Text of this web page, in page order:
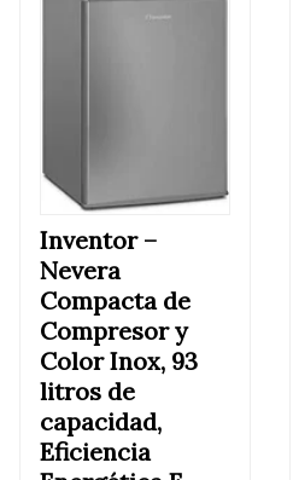
Inventor –
Nevera
Compacta de
Compresor y
Color Inox, 93
litros de
capacidad,
Eficiencia